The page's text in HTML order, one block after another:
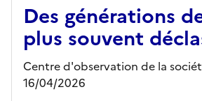
Des générations
plus souvent
Centre d'observation de la
16/04/2026